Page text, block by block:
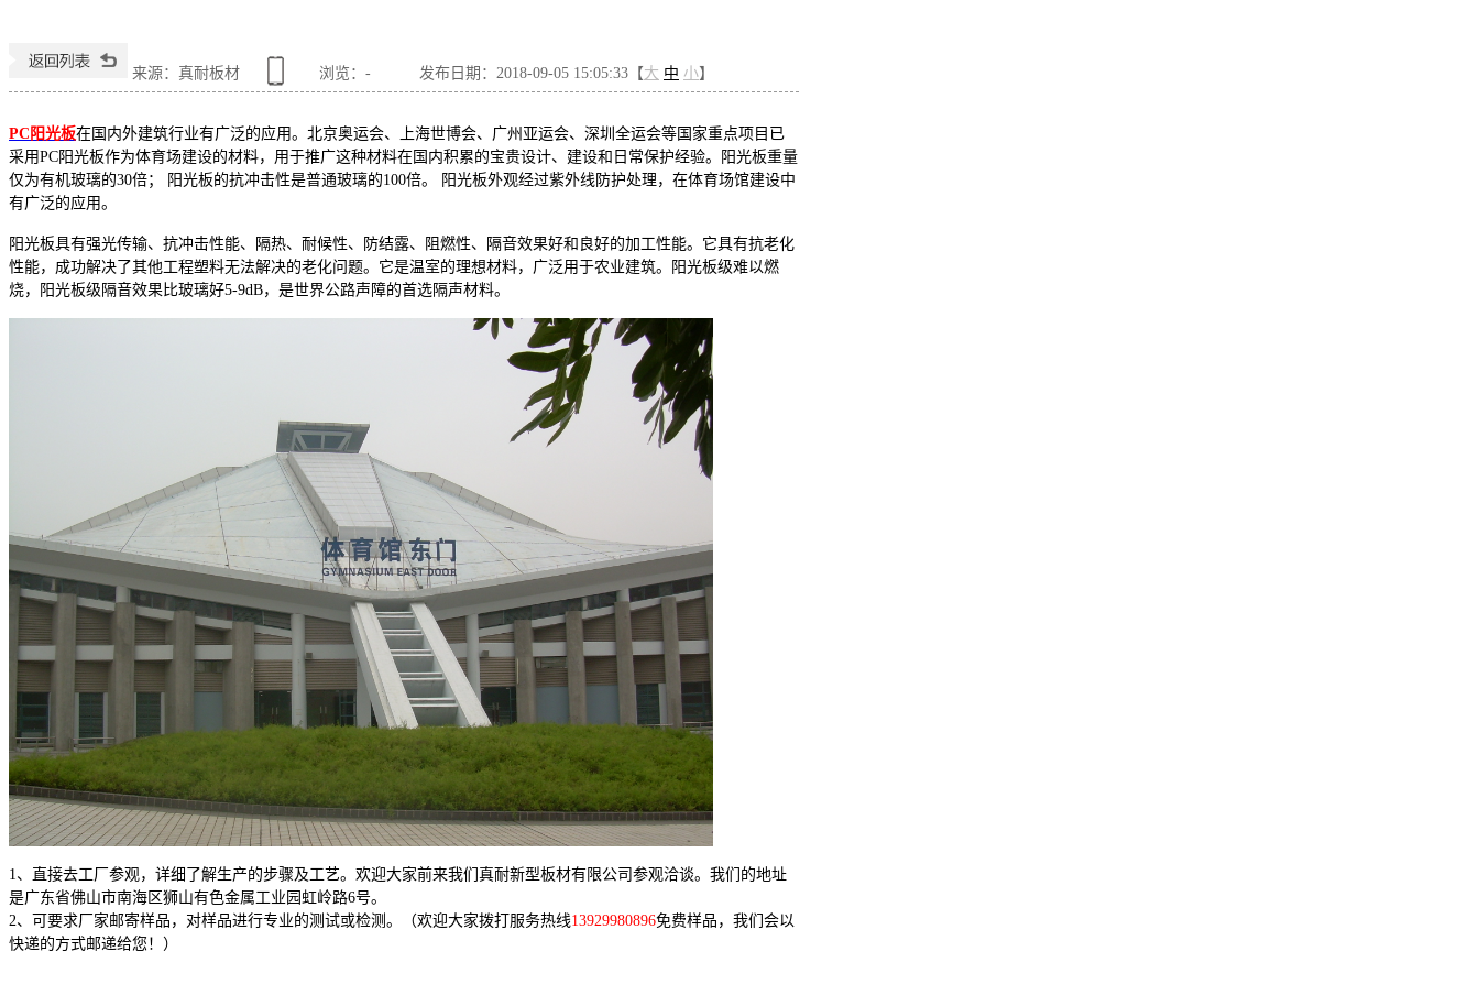
来源：真耐板材 浏览： - 发布日期：2018-09-05 15:05:33【大 中 小】
PC阳光板在国内外建筑行业有广泛的应用。北京奥运会、上海世博会、广州亚运会、深圳全运会等国家重点项目已
采用PC阳光板作为体育场建设的材料，用于推广这种材料在国内积累的宝贵设计、建设和日常保护经验。阳光板重量
仅为有机玻璃的30倍； 阳光板的抗冲击性是普通玻璃的100倍。 阳光板外观经过紫外线防护处理，在体育场馆建设中
有广泛的应用。
阳光板具有强光传输、抗冲击性能、隔热、耐候性、防结露、阻燃性、隔音效果好和良好的加工性能。它具有抗老化
性能，成功解决了其他工程塑料无法解决的老化问题。它是温室的理想材料，广泛用于农业建筑。
阳光板级难以燃
烧，阳光板级隔音效果比玻璃好5-9dB，是世界公路声障的首选隔声材料。
1、直接去工厂参观，详细了解生产的步骤及工艺。欢迎大家前来我们真耐新型板材有限公司参观洽谈。我们的地址
是广东省佛山市南海区狮山有色金属工业园虹岭路6号。
2、可要求厂家邮寄样品，对样品进行专业的测试或检测。（欢迎大家拨打服务热线13929980896免费样品，我们会以
快递的方式邮递给您！）